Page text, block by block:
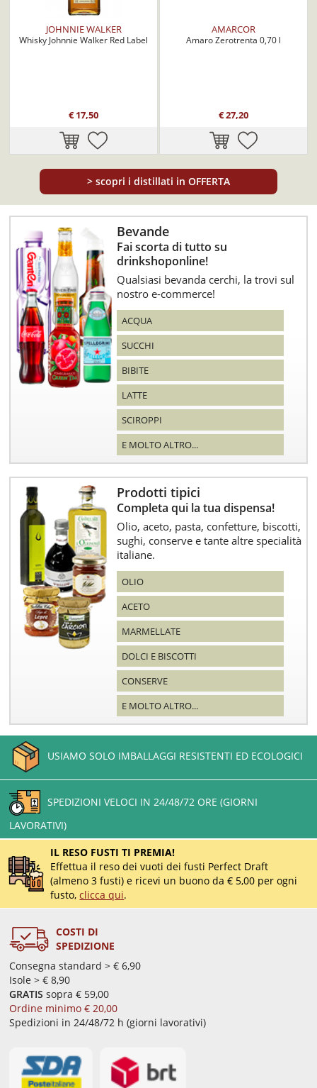
JOHNNIE WALKER
Whisky Johnnie Walker Red Label
€ 17,50
AMARCOR
Amaro Zerotrenta 0,70 l
€ 27,20
>scopri i distillati in OFFERTA
Bevande
Fai scorta di tutto su
drinkshoponline!
Qualsiasi bevanda cerchi, la trovi sul
nostro e-commerce!
ACQUA
SUCCHI
BIBITE
LATTE
SCIROPPI
E MOLTO ALTRO...
Prodotti tipici
Completa qui la tua dispensa!
Olio, aceto, pasta, confetture, biscotti,
sughi, conserve e tante altre specialità
italiane.
OLIO
ACETO
MARMELLATE
DOLCI E BISCOTTI
CONSERVE
E MOLTO ALTRO...
USIAMO SOLO IMBALLAGGI RESISTENTI ED ECOLOGICI
SPEDIZIONI VELOCI IN 24/48/72 ORE (GIORNI
LAVORATIVI)
IL RESO FUSTI TI PREMIA!
Effettua il reso dei vuoti dei fusti Perfect Draft
(almeno 3 fusti) e ricevi un buono da € 5,00 per ogni
fusto,clicca qui.
COSTI DI
SPEDIZIONE
Consegna standard > € 6,90
Isole > € 8,90
GRATIS sopra € 59,00
Ordine minimo € 20,00
Spedizioni in 24/48/72 h (giorni lavorativi)